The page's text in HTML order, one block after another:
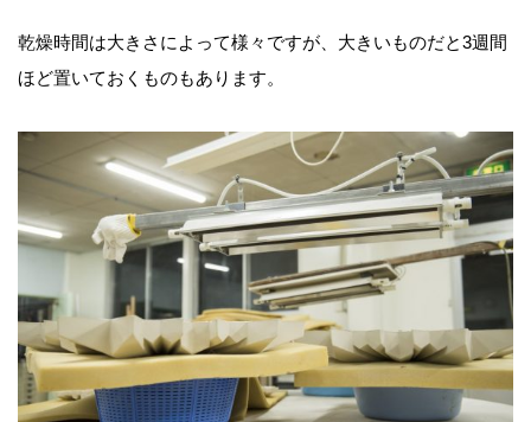
乾燥時間は大きさによって様々ですが、大きいものだと3週間
ほど置いておくものもあります。